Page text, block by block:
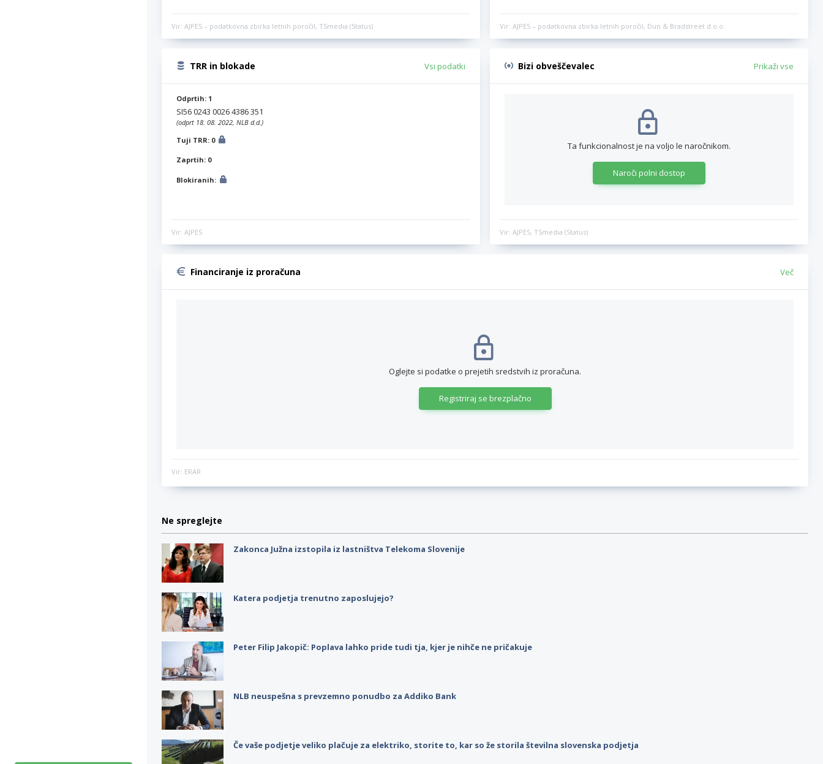
Vir: AJPES – podatkovna zbirka letnih poročil, TSmedia (Status) Vir: AJPES – podatkovna zbirka letnih poročil, Dun & Bradstreet d.o.o.
TRR in blokade Vsi podatki
Odprtih: 1
SI56 0243 0026 4386 351
(odprt 18. 08. 2022, NLB d.d.)
Tuji TRR: 0
Zaprtih: 0
Blokiranih:
Vir: AJPES
Bizi obveščevalec Prikaži vse
Ta funkcionalnost je na voljo le naročnikom.
Naroči polni dostop
Vir: AJPES, TSmedia (Status)
Financiranje iz proračuna Več
Oglejte si podatke o prejetih sredstvih iz proračuna.
Registriraj se brezplačno
Vir: ERAR
Ne spreglejte
Zakonca Južna izstopila iz lastništva Telekoma Slovenije
Katera podjetja trenutno zaposlujejo?
Peter Filip Jakopič: Poplava lahko pride tudi tja, kjer je nihče ne pričakuje
NLB neuspešna s prevzemno ponudbo za Addiko Bank
Če vaše podjetje veliko plačuje za elektriko, storite to, kar so že storila številna slovenska podjetja